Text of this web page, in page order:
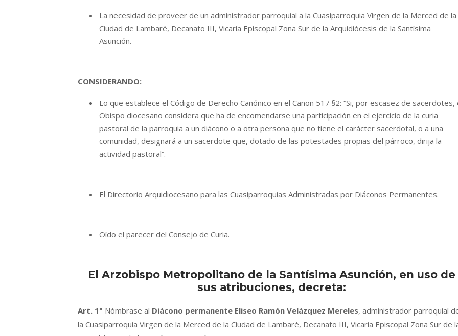
La necesidad de proveer de un administrador parroquial a la Cuasiparroquia Virgen de la Merced de la
Ciudad de Lambaré, Decanato III, Vicaría Episcopal Zona Sur de la Arquidiócesis de la Santísima
Asunción.
CONSIDERANDO:
Lo que establece el Código de Derecho Canónico en el Canon 517 §2: “Si, por escasez de sacerdotes,
Obispo diocesano considera que ha de encomendarse una participación en el ejercicio de la curia
pastoral de la parroquia a un diácono o a otra persona que no tiene el carácter sacerdotal, o a una
comunidad, designará a un sacerdote que, dotado de las potestades propias del párroco, dirija la
actividad pastoral”.
El Directorio Arquidiocesano para las Cuasiparroquias Administradas por Diáconos Permanentes.
Oído el parecer del Consejo de Curia.
El Arzobispo Metropolitano de la Santísima Asunción, en uso de
sus atribuciones, decreta:
Art. 1° Nómbrase al Diácono permanente Eliseo Ramón Velázquez Mereles, administrador parroquial
la Cuasiparroquia Virgen de la Merced de la Ciudad de Lambaré, Decanato III, Vicaría Episcopal Zona Sur de